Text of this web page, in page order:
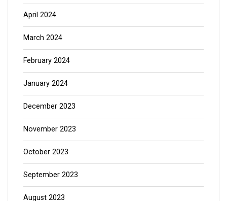
April 2024
March 2024
February 2024
January 2024
December 2023
November 2023
October 2023
September 2023
August 2023